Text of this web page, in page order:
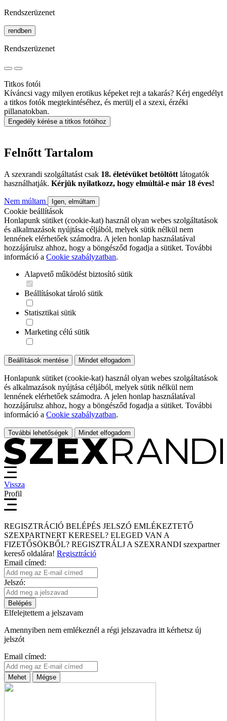
Rendszerüzenet
rendben
Rendszerüzenet
Titkos fotói
Kíváncsi vagy milyen erotikus képeket rejt a takarás? Kérj engedélyt
a titkos fotók megtekintéséhez, és merülj el a szexi, érzéki
pillanatokban.
Engedély kérése a titkos fotóihoz
Felnőtt Tartalom
A szexrandi szolgáltatást csak 18. életévüket betöltött látogatók
használhatják. Kérjük nyilatkozz, hogy elmúltál-e már 18 éves!
Nem múltam Igen, elmúltam
Cookie beállítások
Honlapunk sütiket (cookie-kat) használ olyan webes szolgáltatások
és alkalmazások nyújtása céljából, melyek sütik nélkül nem
lennének elérhetőek számodra. A jelen honlap használatával
hozzájárulsz ahhoz, hogy a böngésződ fogadja a sütiket. További
információ a Cookie szabályzatban.
Alapvető működést biztosító sütik
Beállításokat tároló sütik
Statisztikai sütik
Marketing célú sütik
Beállítások mentése Mindet elfogadom
Honlapunk sütiket (cookie-kat) használ olyan webes szolgáltatások
és alkalmazások nyújtása céljából, melyek sütik nélkül nem
lennének elérhetőek számodra. A jelen honlap használatával
hozzájárulsz ahhoz, hogy a böngésződ fogadja a sütiket. További
információ a Cookie szabályzatban.
További lehetőségek Mindet elfogadom
Vissza
Profil
REGISZTRÁCIÓ BELÉPÉS JELSZÓ EMLÉKEZTETŐ
SZEXPARTNERT KERESEL? ELEGED VAN A
FIZETŐSÖKBŐL? REGISZTRÁLJ A SZEXRANDI szexpartner
kereső oldalára! Regisztráció
Email címed:
Jelszó:
Belépés
Elfelejtettem a jelszavam
Amennyiben nem emlékeznél a régi jelszavadra itt kérhetsz új
jelszót
Email címed:
Mehet Mégse